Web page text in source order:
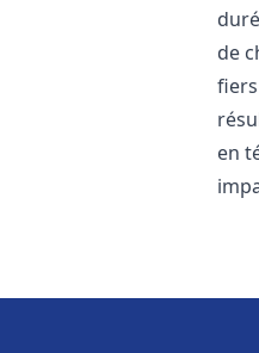
de
en